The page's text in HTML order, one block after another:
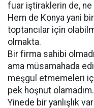
fuar iştiraklerin de, ne
Hem de Konya yani
toptancılar için
olmakta.
Bir firma sahibi
ama müsamahada
meşgul etmemeleri
pek hoşnut olamadım.
Yinede bir yanlışlık